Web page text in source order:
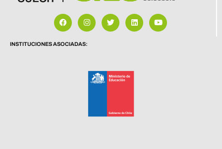
INSTITUCIONES ASOCIADAS: